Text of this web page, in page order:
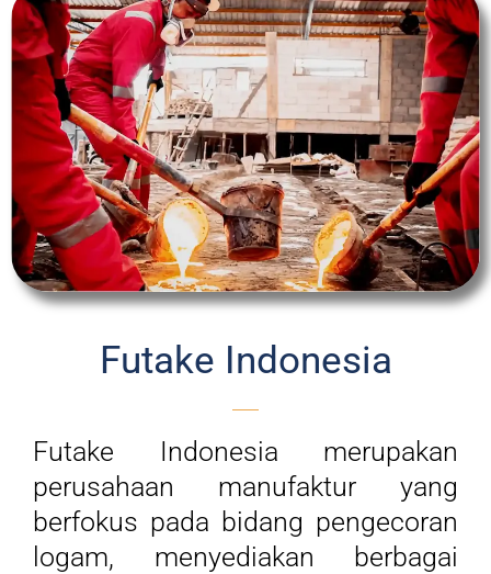
Futake Indonesia
Futake Indonesia merupakan
perusahaan manufaktur yang
berfokus pada bidang pengecoran
logam, menyediakan berbagai